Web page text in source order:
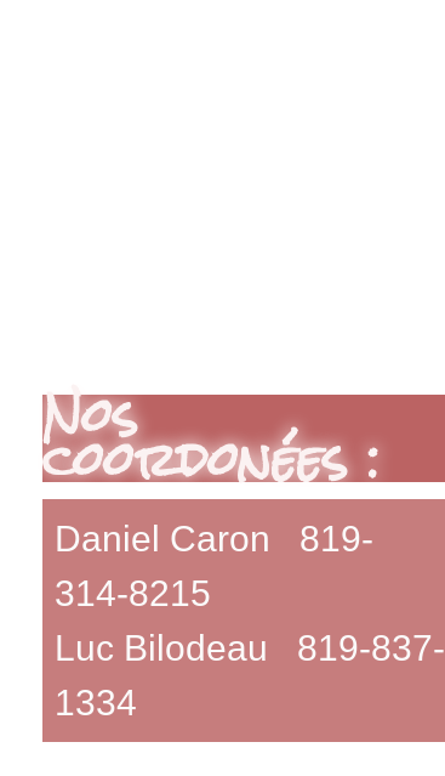
Nos
coordonées :
Daniel Caron 819-
314-8215
Luc Bilodeau 819-837-
1334